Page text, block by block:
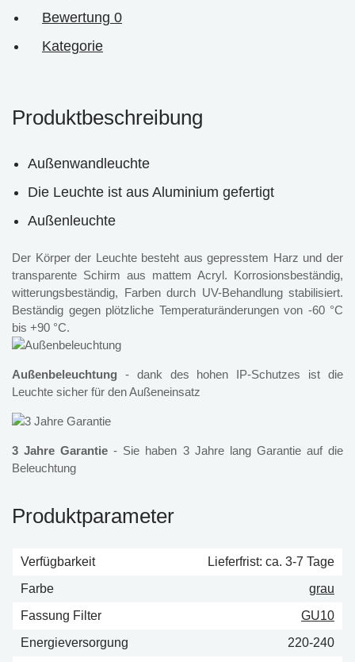
Bewertung 0
Kategorie
Produktbeschreibung
Außenwandleuchte
Die Leuchte ist aus Aluminium gefertigt
Außenleuchte
Der Körper der Leuchte besteht aus gepresstem Harz und der
transparente Schirm aus mattem Acryl. Korrosionsbeständig,
witterungsbeständig, Farben durch UV-Behandlung stabilisiert.
Beständig gegen plötzliche Temperaturänderungen von -60 °C
bis +90 °C.
Außenbeleuchtung - dank des hohen IP-Schutzes ist die
Leuchte sicher für den Außeneinsatz
3 Jahre Garantie - Sie haben 3 Jahre lang Garantie auf die
Beleuchtung
Produktparameter
Verfügbarkeit
Lieferfrist: ca. 3-7 Tage
Farbe
grau
Fassung Filter
GU10
Energieversorgung
220-240